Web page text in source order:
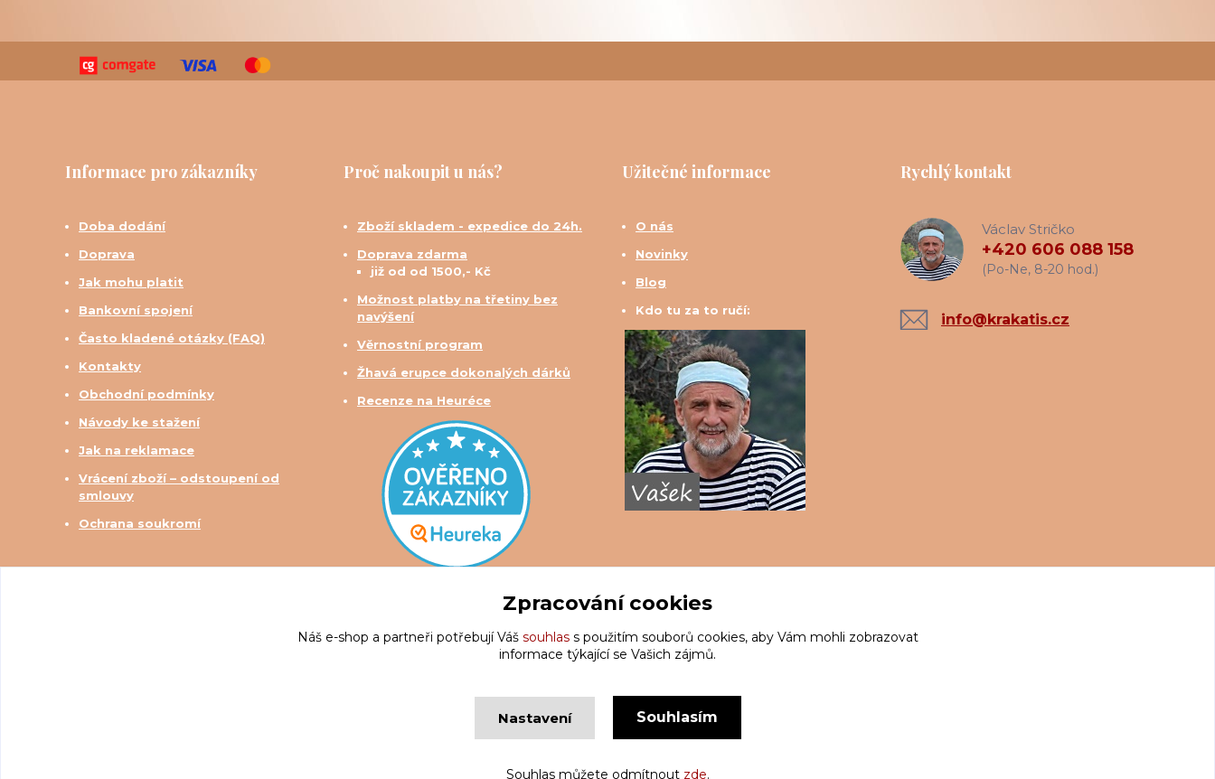
Informace pro zákazníky
Doba dodání
Doprava
Jak mohu platit
Bankovní spojení
Často kladené otázky (FAQ)
Kontakty
Obchodní podmínky
Návody ke stažení
Jak na reklamace
Vrácení zboží – odstoupení od
smlouvy
Ochrana soukromí
Proč nakoupit u nás?
Zboží skladem - expedice do 24h.
Doprava zdarma
již od od 1500,- Kč
Možnost platby na třetiny bez
navýšení
Věrnostní program
Žhavá erupce dokonalých dárků
Recenze na Heuréce
Užitečné informace
O nás
Novinky
Blog
Kdo tu za to ručí:
Rychlý kontakt
Václav Stričko
+420 606 088 158
(Po-Ne, 8-20 hod.)
info@krakatis.cz
Zpracování cookies
Náš e-shop a partneři potřebují Váš souhlass použitím souborů cookies, aby Vám mohli zobrazovat
informace týkající se Vašich zájmů.
Nastavení Souhlasím
Souhlas můžete odmítnout zde.